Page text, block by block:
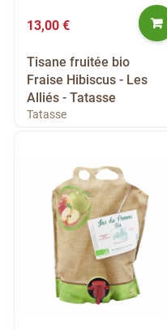
13,00 €
Tisane fruitée bio
Fraise Hibiscus - Les
Alliés - Tatasse
Tatasse